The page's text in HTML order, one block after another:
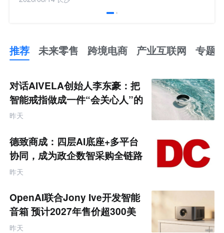
推荐 未来零售 跨境电商 产业互联网 专题
来
零
售
跨
境
商
产
业
互
联
网
对话AIVELA创始人李东豪：把
智能戒指做成一件“会关心人”的
饰品
昨天
德致商成：四层AI底座+多平台
协同，成为政企数智采购全链路
服务商
昨天
OpenAI联合Jony Ive开发智能
音箱 预计2027年售价超300美
元
昨天